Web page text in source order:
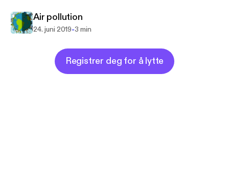
Air pollution
24. juni 2019-3 min
Registrer deg for å lytte